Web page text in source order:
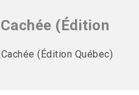
(Édition
(Édition Québec)